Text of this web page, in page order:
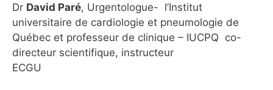
Dr David Paré, Urgentologue- l’Institut
universitaire de cardiologie et pneumologie de
Québec et professeur de clinique – IUCPQ co-
directeur scientifique, instructeur
ECGU